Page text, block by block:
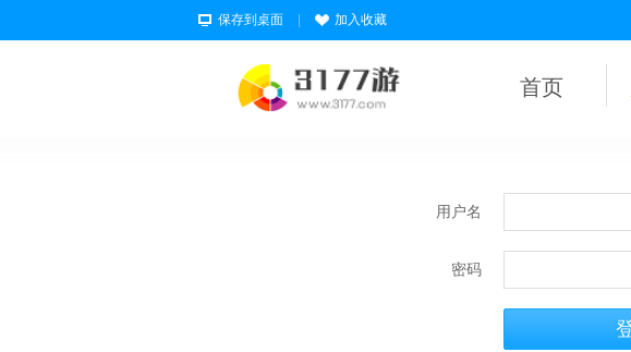
保存到桌面 加入收藏
首页
用户名
密码